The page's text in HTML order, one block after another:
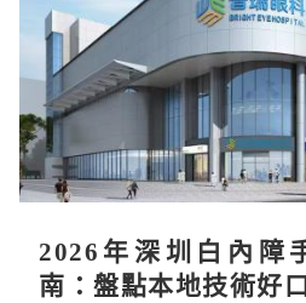
2026年深圳白內障
南：盤點本地技術好